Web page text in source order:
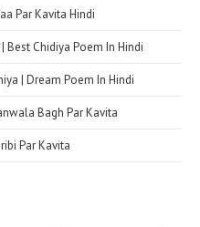
Par Kavita Hindi
| Best Chidiya Poem In Hindi
| Dream Poem In Hindi
Bagh Par Kavita
Par Kavita